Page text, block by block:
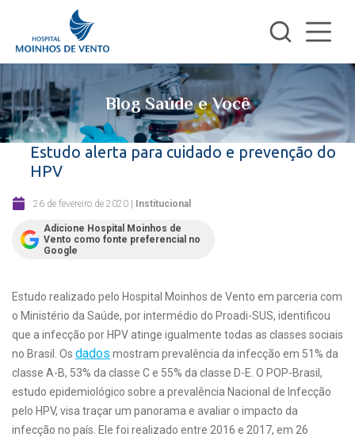
Blog Saúde e Você
Estudo alerta para cuidado e prevenção do
HPV
26 de fevereiro de 2020 | Institucional
Adicione Hospital Moinhos de
Vento como fonte preferencial no
Google
Estudo realizado pelo Hospital Moinhos de Vento em parceria com
o Ministério da Saúde, por intermédio do Proadi-SUS, identificou
que a infecção por HPV atinge igualmente todas as classes sociais
no Brasil. Os dados mostram prevalência da infecção em 51% da
classe A-B, 53% da classe C e 55% da classe D-E. O POP-Brasil,
estudo epidemiológico sobre a prevalência Nacional de Infecção
pelo HPV, visa traçar um panorama e avaliar o impacto da
infecção no país. Ele foi realizado entre 2016 e 2017, em 26